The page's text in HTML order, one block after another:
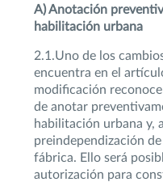
A) Anotación
habilitación urbana
2.1.Uno de los
encuentra en el
modificación
de anotar
habilitación urbana y,
preindependización
fábrica. Ello será
autorización para